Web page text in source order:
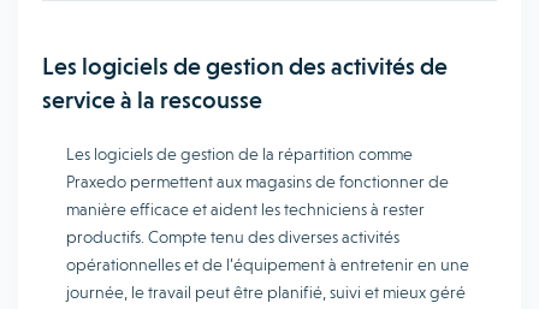
Les logiciels de gestion des activités de
service à la rescousse
Les logiciels de gestion de la répartition comme
Praxedo permettent aux magasins de fonctionner de
manière efficace et aident les techniciens à rester
productifs. Compte tenu des diverses activités
opérationnelles et de l’équipement à entretenir en une
journée, le travail peut être planifié, suivi et mieux géré